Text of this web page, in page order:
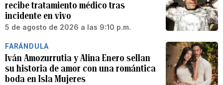
recibe tratamiento médico tras
incidente en vivo
5 de agosto de 2026 a las 9:10 p.m.
FARÁNDULA
Iván Amozurrutia y Alina Enero sellan
su historia de amor con una romántica
boda en Isla Mujeres